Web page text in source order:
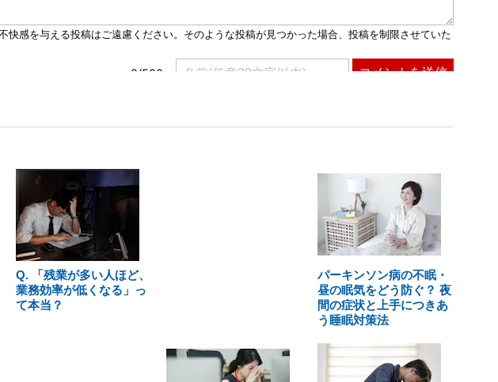
Q. 「残業が多い人ほど、
業務効率が低くなる」っ
て本当？
パーキンソン病の不眠・
昼の眠気をどう防ぐ？ 夜
間の症状と上手につきあ
う睡眠対策法